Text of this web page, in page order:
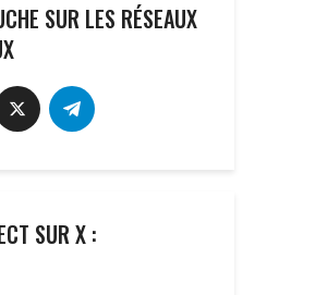
SUR LES RÉSEAUX
SUR X :